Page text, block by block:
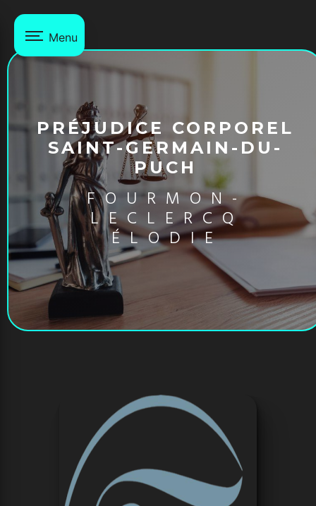
Menu
PRÉJUDICE CORPOREL
SAINT-GERMAIN-DU-
PUCH
FOURMON-
LECLERCQ
ÉLODIE